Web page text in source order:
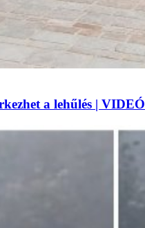
a lehűlés | VIDEÓ